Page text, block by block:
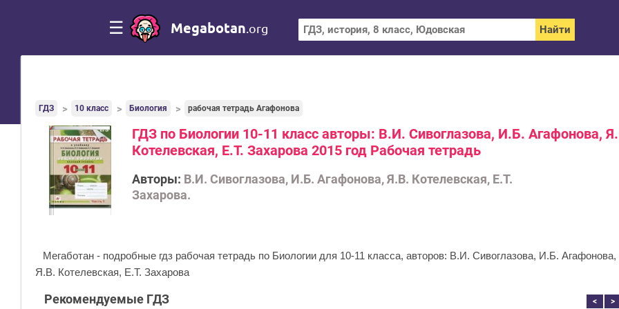
☰ Megabotan .org
ГДЗ 10 класс Биология рабочая тетрадь Агафонова
ГДЗ по Биологии 10-11 класс авторы: В.И. Сивоглазова, И.Б. Агафонова,
Котелевская, Е.Т. Захарова 2015 год Рабочая тетрадь
Авторы: В.И. Сивоглазова, И.Б. Агафонова, Я.В. Котелевская, Е.Т.
Захарова.
Мегаботан - подробные гдз рабочая тетрадь по Биологии для 10‐11 класса, авторов: В.И. Сивоглазова, И.Б. Агафонова,
Я.В. Котелевская, Е.Т. Захарова
Рекомендуемые ГДЗ < >